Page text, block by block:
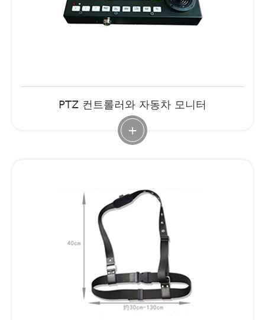
PTZ 컨트롤러와 자동차 모니터
+